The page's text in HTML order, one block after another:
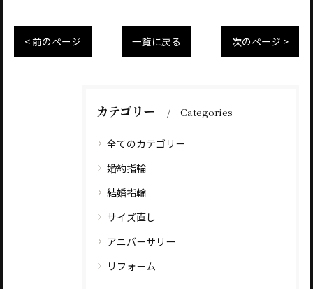
< 前のページ 一覧に戻る 次のページ >
カテゴリー Categories
全てのカテゴリー
婚約指輪
結婚指輪
サイズ直し
アニバーサリー
リフォーム